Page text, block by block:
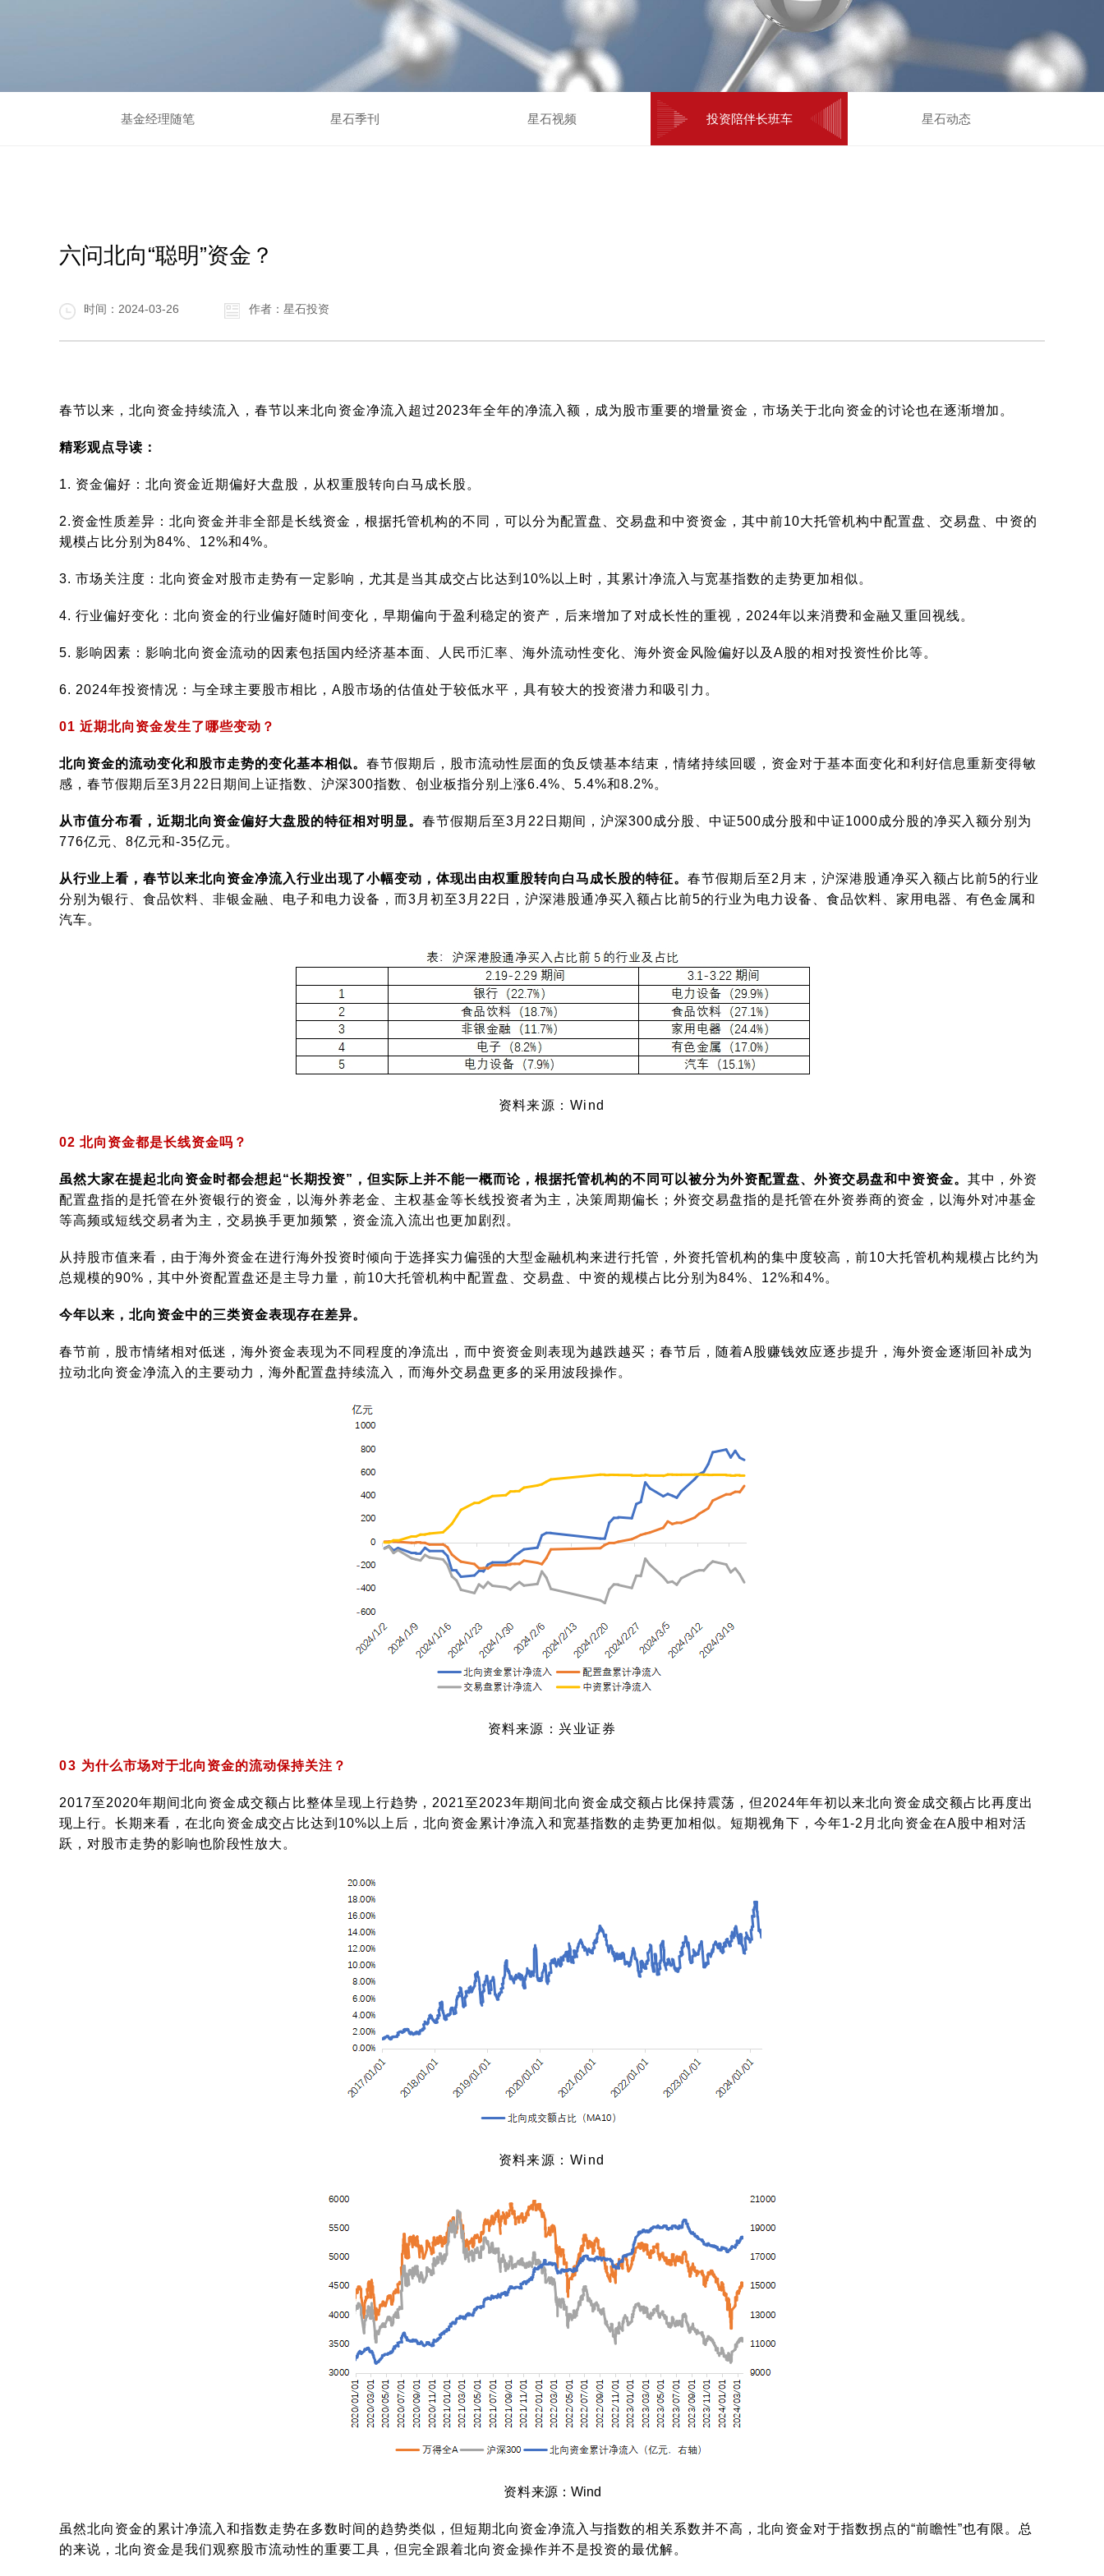
基金经理随笔 星石季刊 星石视频 投资陪伴长班车 星石动态
六问北向“聪明”资金？
时间：2024-03-26 作者：星石投资
春节以来，北向资金持续流入，春节以来北向资金净流入超过2023年全年的净流入额，成为股市重要的增量资金，市场关于北向资金的讨论也在逐渐增加。
精彩观点导读：
1. 资金偏好：北向资金近期偏好大盘股，从权重股转向白马成长股。
2.资金性质差异：北向资金并非全部是长线资金，根据托管机构的不同，可以分为配置盘、交易盘和中资资金，其中前10大托管机构中配置盘、交易盘、中资的
规模占比分别为84%、12%和4%。
3. 市场关注度：北向资金对股市走势有一定影响，尤其是当其成交占比达到10%以上时，其累计净流入与宽基指数的走势更加相似。
4. 行业偏好变化：北向资金的行业偏好随时间变化，早期偏向于盈利稳定的资产，后来增加了对成长性的重视，2024年以来消费和金融又重回视线。
5. 影响因素：影响北向资金流动的因素包括国内经济基本面、人民币汇率、海外流动性变化、海外资金风险偏好以及A股的相对投资性价比等。
6. 2024年投资情况：与全球主要股市相比，A股市场的估值处于较低水平，具有较大的投资潜力和吸引力。
01 近期北向资金发生了哪些变动？
北向资金的流动变化和股市走势的变化基本相似。 春节假期后，股市流动性层面的负反馈基本结束，情绪持续回暖，资金对于基本面变化和利好信息重新变得敏
感，春节假期后至3月22日期间上证指数、沪深300指数、创业板指分别上涨6.4%、5.4%和8.2%。
从市值分布看，近期北向资金偏好大盘股的特征相对明显。 春节假期后至3月22日期间，沪深300成分股、中证500成分股和中证1000成分股的净买入额分别为
776亿元、8亿元和-35亿元。
从行业上看，春节以来北向资金净流入行业出现了小幅变动，体现出由权重股转向白马成长股的特征。 春节假期后至2月末，沪深港股通净买入额占比前5的行业
分别为银行、食品饮料、非银金融、电子和电力设备，而3月初至3月22日，沪深港股通净买入额占比前5的行业为电力设备、食品饮料、家用电器、有色金属和
汽车。
资料来源：Wind
02 北向资金都是长线资金吗？
虽然大家在提起北向资金时都会想起“长期投资”，但实际上并不能一概而论，根据托管机构的不同可以被分为外资配置盘、外资交易盘和中资资金。 其中，外资
配置盘指的是托管在外资银行的资金，以海外养老金、主权基金等长线投资者为主，决策周期偏长；外资交易盘指的是托管在外资券商的资金，以海外对冲基金
等高频或短线交易者为主，交易换手更加频繁，资金流入流出也更加剧烈。
从持股市值来看，由于海外资金在进行海外投资时倾向于选择实力偏强的大型金融机构来进行托管，外资托管机构的集中度较高，前10大托管机构规模占比约为
总规模的90%，其中外资配置盘还是主导力量，前10大托管机构中配置盘、交易盘、中资的规模占比分别为84%、12%和4%。
今年以来，北向资金中的三类资金表现存在差异。
春节前，股市情绪相对低迷，海外资金表现为不同程度的净流出，而中资资金则表现为越跌越买；春节后，随着A股赚钱效应逐步提升，海外资金逐渐回补成为
拉动北向资金净流入的主要动力，海外配置盘持续流入，而海外交易盘更多的采用波段操作。
资料来源：兴业证券
03 为什么市场对于北向资金的流动保持关注？
2017至2020年期间北向资金成交额占比整体呈现上行趋势，2021至2023年期间北向资金成交额占比保持震荡，但2024年年初以来北向资金成交额占比再度出
现上行。长期来看，在北向资金成交占比达到10%以上后，北向资金累计净流入和宽基指数的走势更加相似。短期视角下，今年1-2月北向资金在A股中相对活
跃，对股市走势的影响也阶段性放大。
资料来源：Wind
资料来源：Wind
虽然北向资金的累计净流入和指数走势在多数时间的趋势类似，但短期北向资金净流入与指数的相关系数并不高，北向资金对于指数拐点的“前瞻性”也有限。总
的来说，北向资金是我们观察股市流动性的重要工具，但完全跟着北向资金操作并不是投资的最优解。